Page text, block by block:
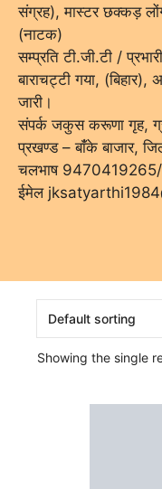
संग्रह), मास्टर छक्कड़
(नाटक)
सम्प्रति टी.जी.टी /
बाराचट्टी गया,
जारी।
संपर्क जकुस करूणा गृह,
प्रखण्ड – बांँके बाजार,
चलभाष
ईमेल
Showing the single